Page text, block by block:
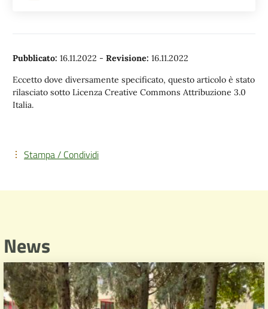
Pubblicato: 16.11.2022 - Revisione: 16.11.2022
Eccetto dove diversamente specificato, questo articolo è stato
rilasciato sotto Licenza Creative Commons Attribuzione 3.0
Italia.
Stampa / Condividi
News